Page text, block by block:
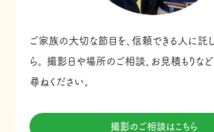
ご家族の大切な節目を、信頼できる人に託
ら。
撮影日や場所のご相談、お見積もりな
尋ねください。
撮影のご相談はこちら